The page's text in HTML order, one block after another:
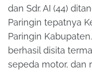
dan Sdr. AI (44)
Paringin tepatnya
Paringin
berhasil disita
sepeda motor, dan